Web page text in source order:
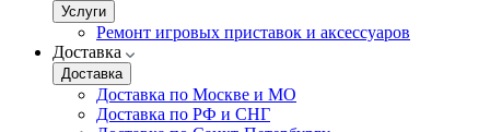
Услуги
Ремонт игровых приставок и аксессуаров
Доставка
Доставка
Доставка по Москве и МО
Доставка по РФ и СНГ